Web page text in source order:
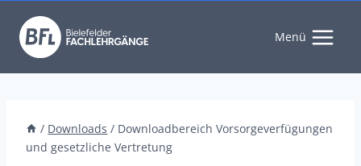
Inhalt
springen
Menü
/ Downloads / Downloadbereich Vorsorgeverfügungen
und gesetzliche Vertretung